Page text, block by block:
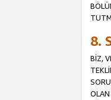
8.
BİZ,
OLAN